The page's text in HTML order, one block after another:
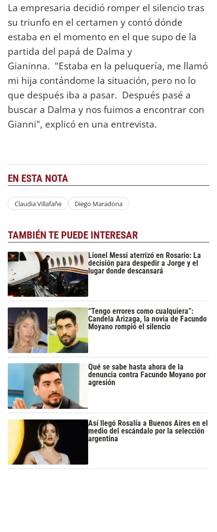
La empresaria decidió romper el silencio tras
su triunfo en el certamen y contó dónde
estaba en el momento en el que supo de la
partida del papá de Dalma y
Gianinna. "Estaba en la peluquería, me llamó
mi hija contándome la situación, pero no lo
que después iba a pasar. Después pasé a
buscar a Dalma y nos fuimos a encontrar con
Gianni", explicó en una entrevista.
EN ESTA NOTA
Claudia Villafañe Diego Maradona
TAMBIÉN TE PUEDE INTERESAR
Lionel Messi aterrizó en Rosario: La
decisión para despedir a Jorge y el
lugar donde descansará
“Tengo errores como cualquiera”:
Candela Arizaga, la novia de Facundo
Moyano rompió el silencio
Qué se sabe hasta ahora de la
denuncia contra Facundo Moyano por
agresión
Así llegó Rosalía a Buenos Aires en el
medio del escándalo por la selección
argentina